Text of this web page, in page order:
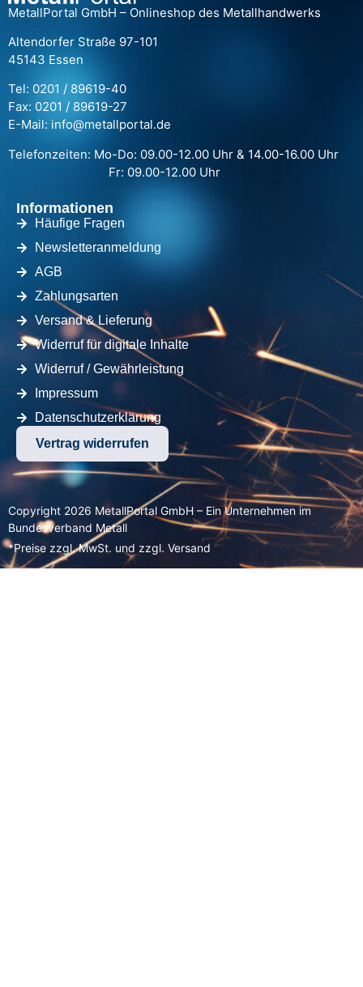
MetallPortal GmbH – Onlineshop des Metallhandwerks
Altendorfer Straße 97-101
45143 Essen
Tel: 0201 / 89619-40
Fax: 0201 / 89619-27
E-Mail: info@metallportal.de
Telefonzeiten: Mo-Do: 09.00-12.00 Uhr & 14.00-16.00 Uhr
Fr: 09.00-12.00 Uhr
Informationen
Häufige Fragen
Newsletteranmeldung
AGB
Zahlungsarten
Versand & Lieferung
Widerruf für digitale Inhalte
Widerruf / Gewährleistung
Impressum
Datenschutzerklärung
Vertrag widerrufen
Copyright 2026 MetallPortal GmbH – Ein Unternehmen im
Bundesverband Metall
*Preise zzgl. MwSt. und zzgl. Versand